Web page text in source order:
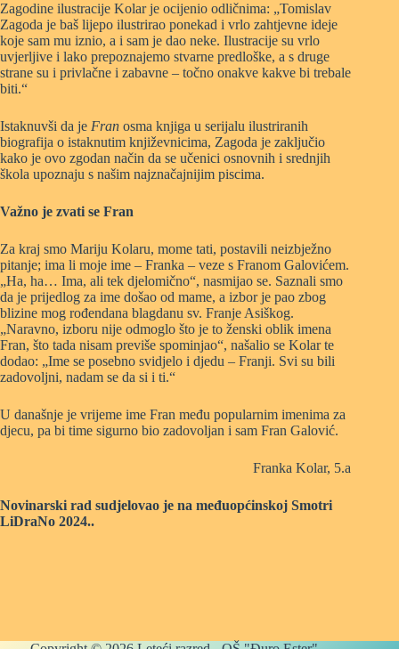
Zagodine ilustracije Kolar je ocijenio odličnima: „Tomislav
Zagoda je baš lijepo ilustrirao ponekad i vrlo zahtjevne ideje
koje sam mu iznio, a i sam je dao neke. Ilustracije su vrlo
uvjerljive i lako prepoznajemo stvarne predloške, a s druge
strane su i privlačne i zabavne – točno onakve kakve bi trebale
biti.“
Istaknuvši da je Fran osma knjiga u serijalu ilustriranih
biografija o istaknutim književnicima, Zagoda je zaključio
kako je ovo zgodan način da se učenici osnovnih i srednjih
škola upoznaju s našim najznačajnijim piscima.
Važno je zvati se Fran
Za kraj smo Mariju Kolaru, mome tati, postavili neizbježno
pitanje; ima li moje ime – Franka – veze s Franom Galovićem.
„Ha, ha… Ima, ali tek djelomično“, nasmijao se. Saznali smo
da je prijedlog za ime došao od mame, a izbor je pao zbog
blizine mog rođendana blagdanu sv. Franje Asiškog.
„Naravno, izboru nije odmoglo što je to ženski oblik imena
Fran, što tada nisam previše spominjao“, našalio se Kolar te
dodao: „Ime se posebno svidjelo i djedu – Franji. Svi su bili
zadovoljni, nadam se da si i ti.“
U današnje je vrijeme ime Fran među popularnim imenima za
djecu, pa bi time sigurno bio zadovoljan i sam Fran Galović.
Franka Kolar, 5.a
Novinarski rad sudjelovao je na međuopćinskoj Smotri
LiDraNo 2024..